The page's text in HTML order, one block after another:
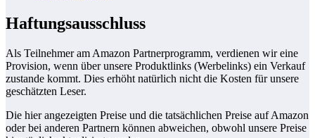
Haftungsausschluss
Als Teilnehmer am Amazon Partnerprogramm, verdienen wir eine
Provision, wenn über unsere Produktlinks (Werbelinks) ein Verkauf
zustande kommt. Dies erhöht natürlich nicht die Kosten für unsere
geschätzten Leser.
Die hier angezeigten Preise und die tatsächlichen Preise auf Amazon
oder bei anderen Partnern können abweichen, obwohl unsere Preise